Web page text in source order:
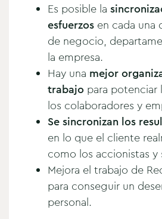
Es posible la
esfuerzos en cada una
de negocio,
la empresa.
Hay una mejor
trabajo para potenciar
los colaboradores y
Se sincronizan los
en lo que el cliente
como los accionistas y
Mejora el trabajo de
para conseguir un
personal.